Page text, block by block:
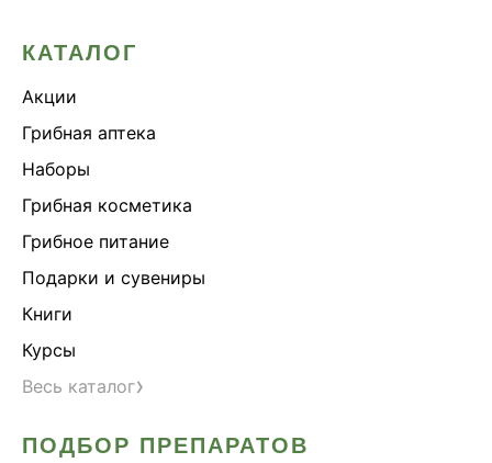
КАТАЛОГ
Акции
Грибная аптека
Наборы
Грибная косметика
Грибное питание
Подарки и сувениры
Книги
Курсы
Весь каталог›
ПОДБОР ПРЕПАРАТОВ